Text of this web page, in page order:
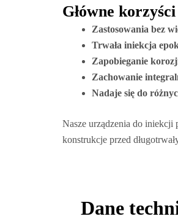
Główne
Zastosowania bez
Trwała iniekcja
Zapobieganie
Zachowanie
Nadaje się do
Nasze urządzenia do iniekcji
konstrukcje przed
Dane